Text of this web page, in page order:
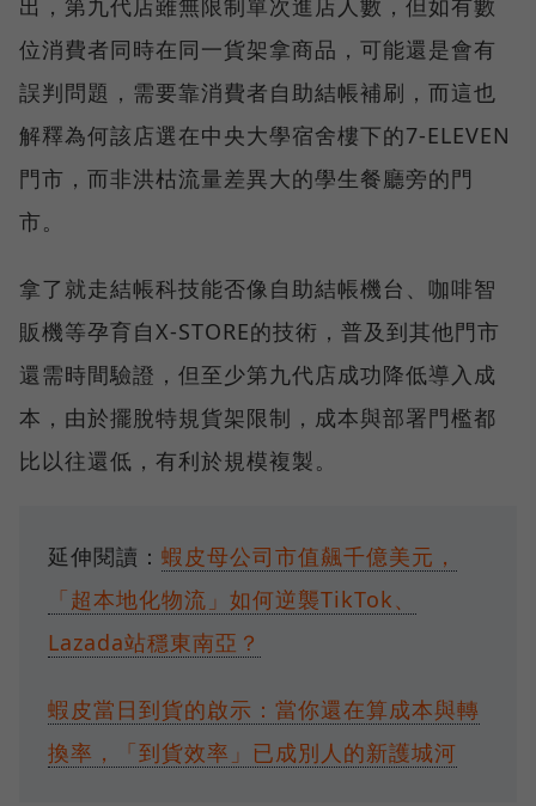
出，第九代店雖無限制單次進店人數，但如有數
位消費者同時在同一貨架拿商品，可能還是會有
誤判問題，需要靠消費者自助結帳補刷，而這也
解釋為何該店選在中央大學宿舍樓下的7-ELEVEN
門市，而非洪枯流量差異大的學生餐廳旁的門
市。
拿了就走結帳科技能否像自助結帳機台、咖啡智
販機等孕育自X-STORE的技術，普及到其他門市
還需時間驗證，但至少第九代店成功降低導入成
本，由於擺脫特規貨架限制，成本與部署門檻都
比以往還低，有利於規模複製。
延伸閱讀： 蝦皮母公司市值飆千億美元，
「超本地化物流」如何逆襲TikTok、
Lazada站穩東南亞？
蝦皮當日到貨的啟示：當你還在算成本與轉
換率，「到貨效率」已成別人的新護城河